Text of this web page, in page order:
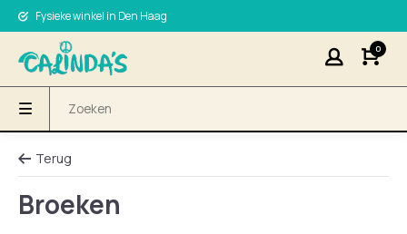
Fysieke winkel in Den Haag
0
Terug
Broeken